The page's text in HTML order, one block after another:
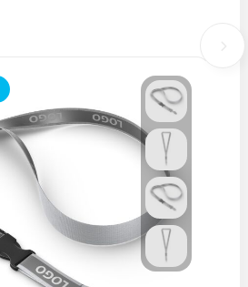
bedrukken